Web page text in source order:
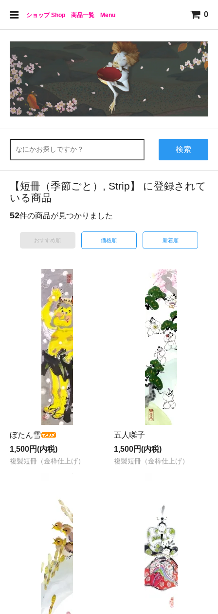
ショップ Shop 商品一覧 Menu 0
検索
【短冊（季節ごと）, Strip】 に登録されて
いる商品
52件の商品が見つかりました
おすすめ順 価格順 新着順
ぼたん雪
1,500円(内税)
複製短冊（金枠仕上げ）
五人囃子
1,500円(内税)
複製短冊（金枠仕上げ）